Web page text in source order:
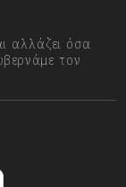
αλλάζει όσα
τον